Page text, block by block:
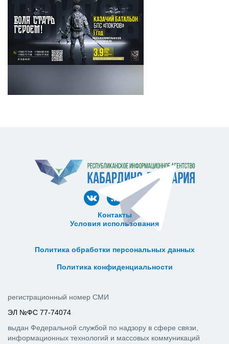
Контакты
Условия использования
Политика обработки персональных данных
Политика конфиденциальности
регистрационный номер СМИ
ЭЛ №ФС 77-74074
выдан Федеральной службой по надзору в сфере связи,
информационных технологий и массовых коммуникаций